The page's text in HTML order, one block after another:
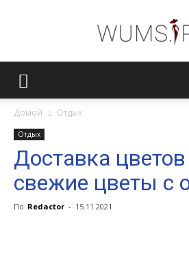
Домой Отдых
Отдых
Доставка
свежие цветы с
По Redactor - 15.11.2021